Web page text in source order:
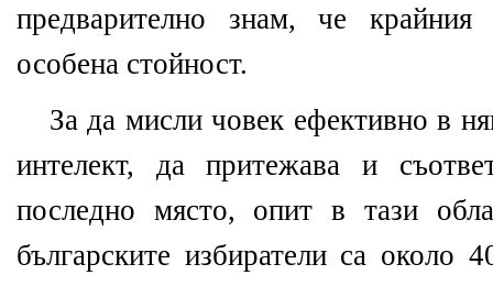
предварително знам, че
особена стойност.
За да мисли човек ефективно в
интелект, да притежава и
последно място, опит в тази
българските избиратели са